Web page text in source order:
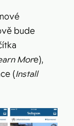
bude
More),
(Install